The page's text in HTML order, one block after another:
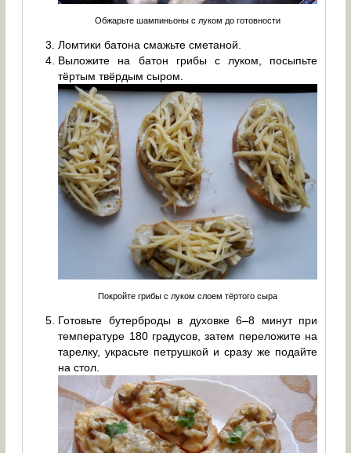
Обжарьте шампиньоны с луком до готовности
Ломтики батона смажьте сметаной.
Выложите на батон грибы с луком, посыпьте
тёртым твёрдым сыром.
Покройте грибы с луком слоем тёртого сыра
Готовьте бутерброды в духовке 6–8 минут при
температуре 180 градусов, затем переложите на
тарелку, украсьте петрушкой и сразу же подайте
на стол.